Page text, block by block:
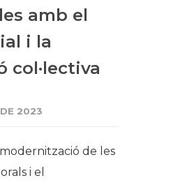
amb el
i la
col·lectiva
2023
de les
i el